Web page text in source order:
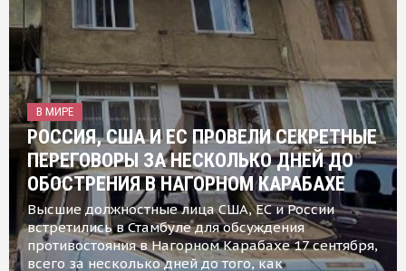
В МИРЕ
РОССИЯ, США И ЕС ПРОВЕЛИ СЕКРЕТНЫЕ
ПЕРЕГОВОРЫ ЗА НЕСКОЛЬКО ДНЕЙ ДО
ОБОСТРЕНИЯ В НАГОРНОМ КАРАБАХЕ
Высшие должностные лица США, ЕС и России
встретились в Стамбуле для обсуждения
противостояния в Нагорном Карабахе 17 сентября,
всего за несколько дней до того, как